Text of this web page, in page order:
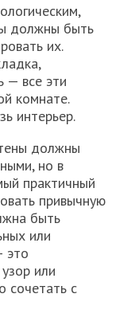
должны быть
их.
— все эти
комнате.
интерьер.
должны
но в
практичный
привычную
быть
или
это
или
сочетать с